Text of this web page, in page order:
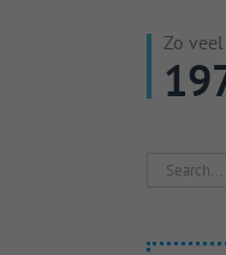
Zo
Search